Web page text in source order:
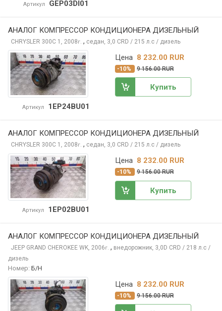
Артикул GEP03DI01
АНАЛОГ КОМПРЕССОР КОНДИЦИОНЕРА ДИЗЕЛЬНЫЙ
CHRYSLER 300C 1, 2008г. , седан, 3,0 CRD / 215 л.с / дизель
Артикул 1EP24BU01
Цена 8 232.00 RUR
-10% 9 156.00 RUR
Купить
АНАЛОГ КОМПРЕССОР КОНДИЦИОНЕРА ДИЗЕЛЬНЫЙ
CHRYSLER 300C 1, 2008г. , седан, 3,0 CRD / 215 л.с / дизель
Артикул 1EP02BU01
Цена 8 232.00 RUR
-10% 9 156.00 RUR
Купить
АНАЛОГ КОМПРЕССОР КОНДИЦИОНЕРА ДИЗЕЛЬНЫЙ
JEEP GRAND CHEROKEE WK, 2006г. , внедорожник, 3,0D CRD / 218 л.с /
дизель
Номер: Б/Н
Цена 8 232.00 RUR
-10% 9 156.00 RUR